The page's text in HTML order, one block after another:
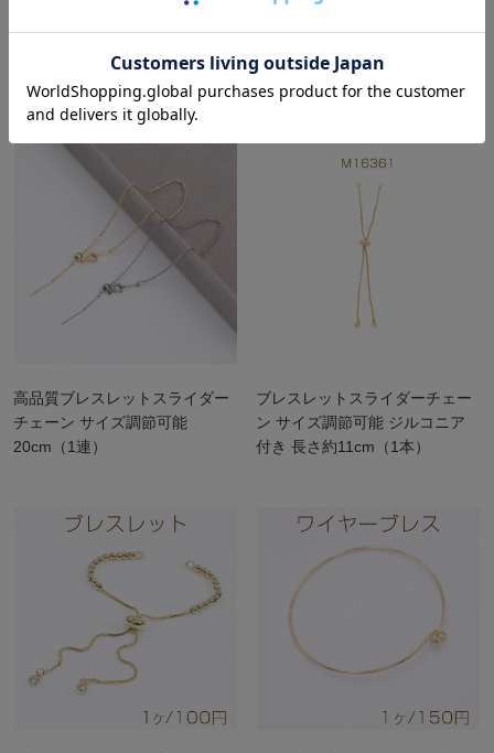
ワイヤーブレス コイルブレス
ブレスレット用ワイヤー コイル
ブレスレット用ワイヤー細
0.6×60mm ゴールド（1パッ
高品質ブレスレットスライダー
チェーン サイズ調節可能
20cm（1連）
高品質ブレスレットスライダー
チェーン サイズ調節可能
20cm（1連）
ブレスレットスライダーチェー
ン サイズ調節可能 ジルコニア
付き 長さ約11cm（1本）